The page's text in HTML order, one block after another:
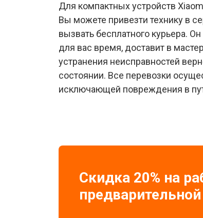
Для компактных устройств
Вы можете привезти технику в
вызвать бесплатного курьера.
для вас время, доставит в
устранения неисправностей
состоянии. Все перевозки
исключающей повреждения в
Скидка 20% на